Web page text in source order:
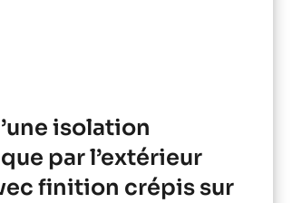
isolation
par l’extérieur
finition crépis sur